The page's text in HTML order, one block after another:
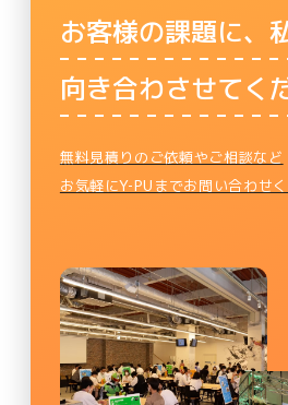
お客様の課題に、
向き合わさせてく
無料見積りのご依頼やご相談など
お気軽にY-PUまでお問い合わせく